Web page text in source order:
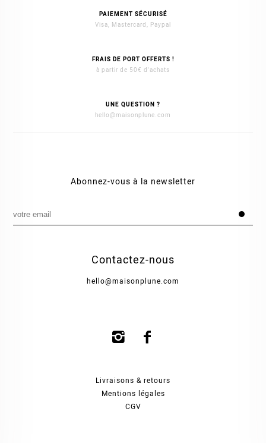
PAIEMENT SÉCURISÉ
Visa, Mastercard, Paypal
FRAIS DE PORT OFFERTS !
à partir de 50€ d'achats
UNE QUESTION ?
hello@maisonplune.com
Abonnez-vous à la newsletter
Contactez-nous
hello@maisonplune.com
Livraisons & retours
Mentions légales
CGV